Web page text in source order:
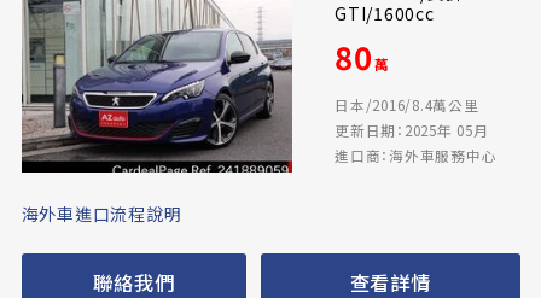
GTI/1600cc
80萬
日本/2016/8.4萬公里
更新日期：2025年 05月
進口商：海外車服務中心
海外車進口流程說明
聯絡我們 查看詳情